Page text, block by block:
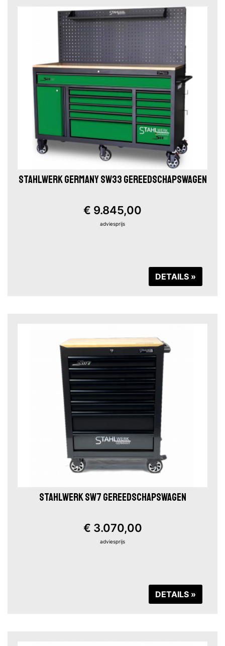
STAHLWERK GERMANY SW33 GEREEDSCHAPSWAGEN
€ 9.845,00
adviesprijs
DETAILS »
STAHLWERK SW7 GEREEDSCHAPSWAGEN
€ 3.070,00
adviesprijs
DETAILS »